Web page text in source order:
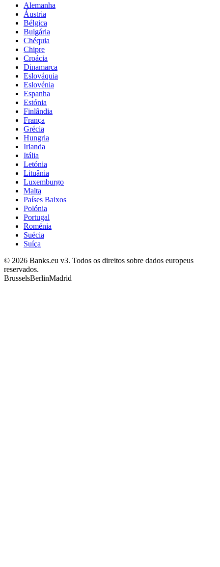
Alemanha
Áustria
Bélgica
Bulgária
Chéquia
Chipre
Croácia
Dinamarca
Eslováquia
Eslovénia
Espanha
Estónia
Finlândia
França
Grécia
Hungria
Irlanda
Itália
Letónia
Lituânia
Luxemburgo
Malta
Países Baixos
Polónia
Portugal
Roménia
Suécia
Suíça
© 2026 Banks.eu v3. Todos os direitos sobre dados europeus
reservados.
BrusselsBerlinMadrid